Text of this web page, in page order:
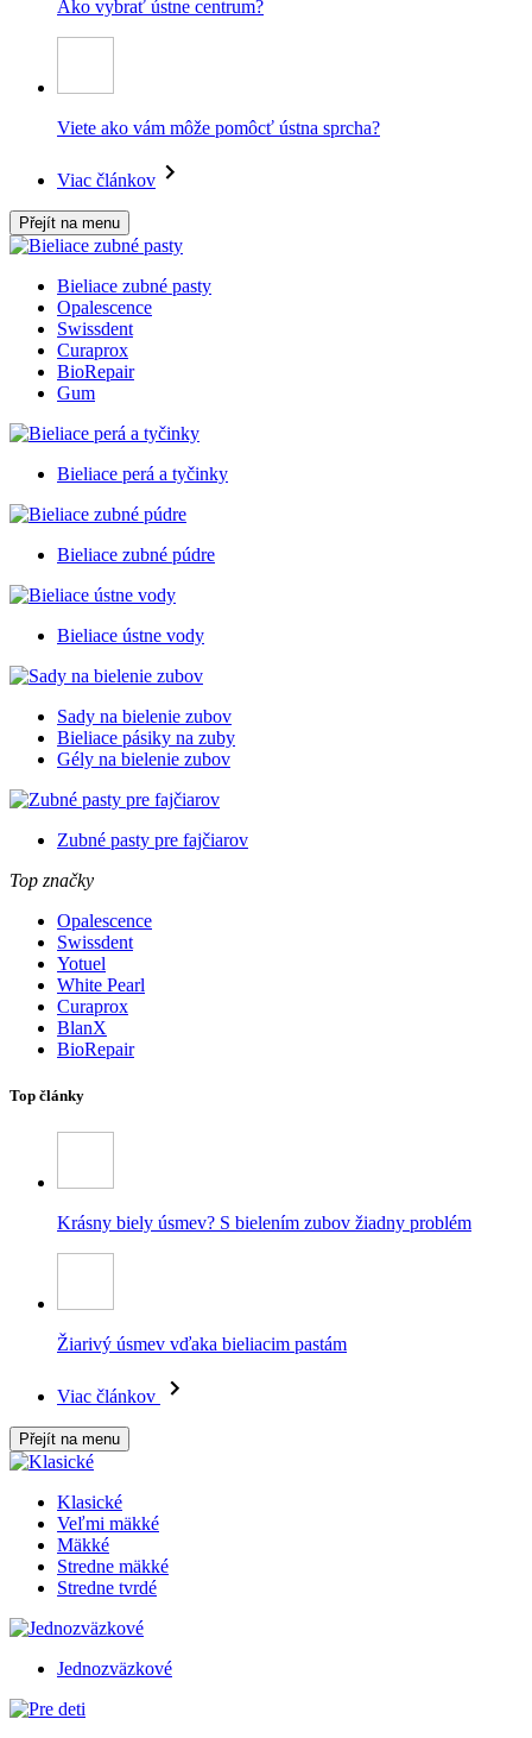
Ako vybrať ústne centrum?
Viete ako vám môže pomôcť ústna sprcha?
Viac článkov
Přejít na menu
Bieliace zubné pasty
Opalescence
Swissdent
Curaprox
BioRepair
Gum
Bieliace perá a tyčinky
Bieliace zubné púdre
Bieliace ústne vody
Sady na bielenie zubov
Bieliace pásiky na zuby
Gély na bielenie zubov
Zubné pasty pre fajčiarov
Top značky
Opalescence
Swissdent
Yotuel
White Pearl
Curaprox
BlanX
BioRepair
Top články
Krásny biely úsmev? S bielením zubov žiadny problém
Žiarivý úsmev vďaka bieliacim pastám
Viac článkov
Přejít na menu
Klasické
Veľmi mäkké
Mäkké
Stredne mäkké
Stredne tvrdé
Jednozväzkové